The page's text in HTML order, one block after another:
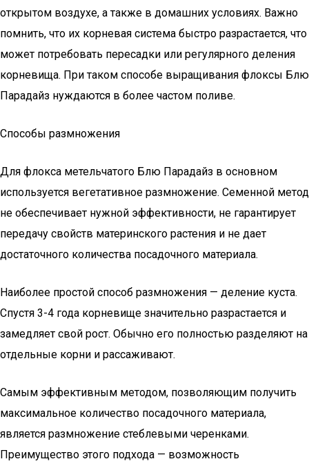
открытом воздухе, а также в домашних условиях. Важно
помнить, что их корневая система быстро разрастается, что
может потребовать пересадки или регулярного деления
корневища. При таком способе выращивания флоксы Блю
Парадайз нуждаются в более частом поливе.
Способы размножения
Для флокса метельчатого Блю Парадайз в основном
используется вегетативное размножение. Семенной метод
не обеспечивает нужной эффективности, не гарантирует
передачу свойств материнского растения и не дает
достаточного количества посадочного материала.
Наиболее простой способ размножения — деление куста.
Спустя 3-4 года корневище значительно разрастается и
замедляет свой рост. Обычно его полностью разделяют на
отдельные корни и рассаживают.
Самым эффективным методом, позволяющим получить
максимальное количество посадочного материала,
является размножение стеблевыми черенками.
Преимущество этого подхода — возможность